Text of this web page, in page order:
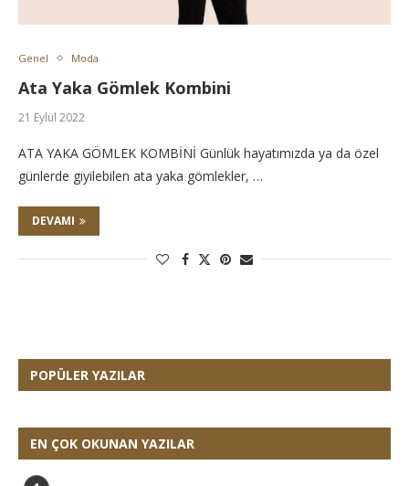
Genel Moda
Ata Yaka Gömlek Kombini
21 Eylül 2022
ATA YAKA GÖMLEK KOMBİNİ Günlük hayatımızda ya da özel
günlerde giyilebilen ata yaka gömlekler, …
DEVAMI
POPÜLER YAZILAR
EN ÇOK OKUNAN YAZILAR